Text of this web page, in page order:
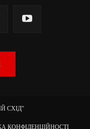
СХІД"
КОНФІДЕНЦІЙНОСТІ